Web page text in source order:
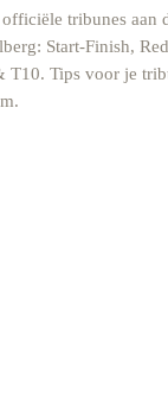
tribunes aan
Start-Finish,
T10. Tips voor je